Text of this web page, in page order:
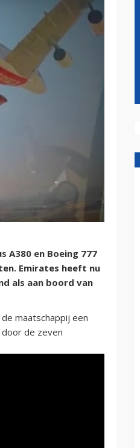
A380 en Boeing 777
Emirates heeft nu
als aan boord van
maatschappij een
de zeven